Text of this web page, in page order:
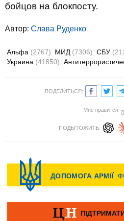
бойцов на блокпосту.
Автор: Слава Руденко
Альфа (2767) МИД (7306) СБУ
Украина (41850)
ПОДЕЛИТЬСЯ:
Мне нравится
ПОДЫТОЖИТЬ: